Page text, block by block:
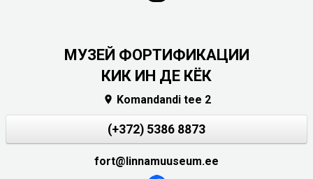
МУЗЕЙ ФОРТИФИКАЦИИ
КИК ИН ДЕ КЁК
 Komandandi tee 2
(+372) 5386 8873
fort@linnamuuseum.ee